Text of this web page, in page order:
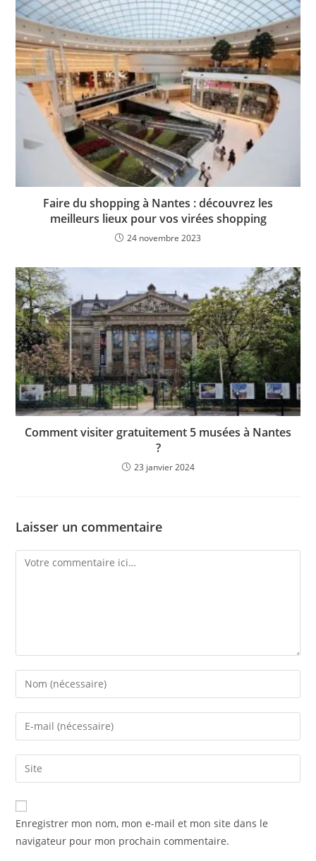
Faire du shopping à Nantes : découvrez les
meilleurs lieux pour vos virées shopping
24 novembre 2023
Comment visiter gratuitement 5 musées à Nantes
?
23 janvier 2024
Laisser un commentaire
Enregistrer mon nom, mon e-mail et mon site dans le
navigateur pour mon prochain commentaire.